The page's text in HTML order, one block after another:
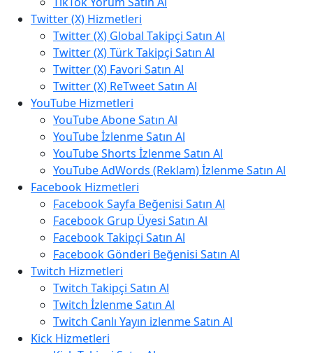
Twitter (X) Hizmetleri
Twitter (X) Global Takipçi Satın Al
Twitter (X) Türk Takipçi Satın Al
Twitter (X) Favori Satın Al
Twitter (X) ReTweet Satın Al
YouTube Hizmetleri
YouTube Abone Satın Al
YouTube İzlenme Satın Al
YouTube Shorts İzlenme Satın Al
YouTube AdWords (Reklam) İzlenme Satın Al
Facebook Hizmetleri
Facebook Sayfa Beğenisi Satın Al
Facebook Grup Üyesi Satın Al
Facebook Takipçi Satın Al
Facebook Gönderi Beğenisi Satın Al
Twitch Hizmetleri
Twitch Takipçi Satın Al
Twitch İzlenme Satın Al
Twitch Canlı Yayın izlenme Satın Al
Kick Hizmetleri